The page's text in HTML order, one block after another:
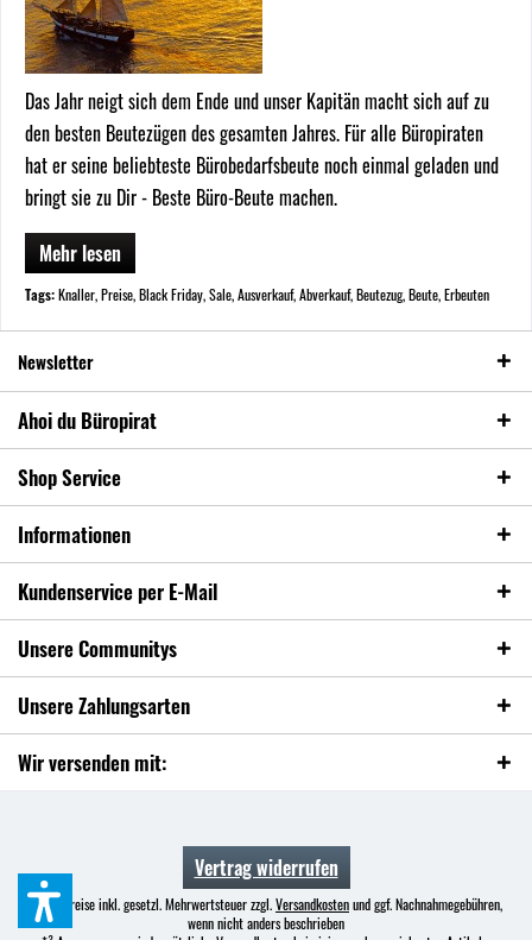
Das Jahr neigt sich dem Ende und unser Kapitän macht sich auf zu
den besten Beutezügen des gesamten Jahres. Für alle Büropiraten
hat er seine beliebteste Bürobedarfsbeute noch einmal geladen und
bringt sie zu Dir - Beste Büro-Beute machen.
Mehr lesen
Tags:Knaller,Preise,Black Friday,Sale,Ausverkauf,Abverkauf,Beutezug,Beute,Erbeuten
Newsletter
Ahoi du Büropirat
Shop Service
Informationen
Kundenservice per E-Mail
Unsere Communitys
Unsere Zahlungsarten
Wir versenden mit:
Vertrag widerrufen
* Alle Preise inkl. gesetzl. Mehrwertsteuer zzgl.Versandkostenund ggf. Nachnahmegebühren,
wenn nicht anders beschrieben